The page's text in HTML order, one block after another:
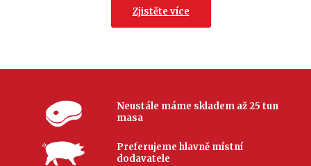
Zjistěte více
Neustále máme skladem až 25 tun
masa
Preferujeme hlavně místní
dodavatele